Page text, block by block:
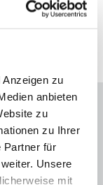
zu
anbieten
zu
zu Ihrer
Partner für
Unsere
mit
tube